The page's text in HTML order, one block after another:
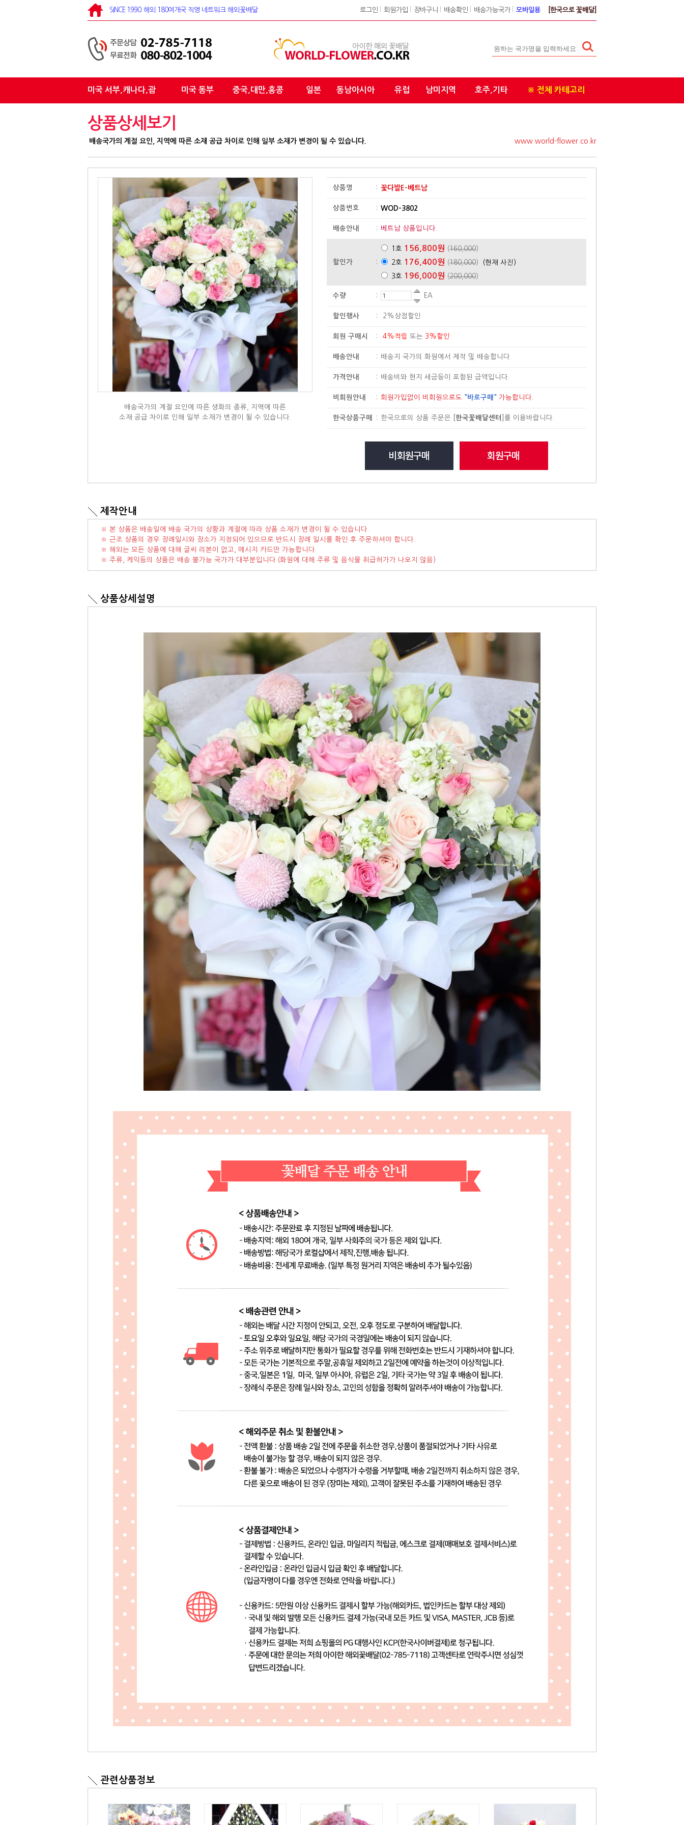
SINCE 1990. 해외 180여개국 직영 네트워크 해외꽃배달 로그인 회원가입 장바구니 배송확인 배송가능국가 모바일용 [한국으로 꽃배달]
미국 서부,캐나다,괌 미국 동부 중국,대만,홍콩 일본 동남아시아 유럽 남미지역 호주,기타 ※ 전체 카테고리
상품상세보기
배송국가의 계절 요인, 지역에 따른 소재 공급 차이로 인해 일부 소재가 변경이 될 수 있습니다. www.world-flower.co.kr
배송국가의 계절 요인에 따른 생화의 종류, 지역에 따른
소재 공급 차이로 인해 일부 소재가 변경이 될 수 있습니다.
상품명 : 꽃다발E-베트남
상품번호 : WOD-3802
배송안내 : 베트남 상품입니다.
할인가 :
1호 156,800원 (160,000)
2호 176,400원 (180,000) (현재 사진)
3호 196,000원 (200,000)
수량 : EA
할인행사 : 2%상점할인
회원 구매시 : 4%적립 또는 3%할인
배송안내 : 배송지 국가의 화원에서 제작 및 배송합니다.
가격안내 : 배송비와 현지 세금등이 포함된 금액입니다.
비회원안내 : 회원가입없이 비회원으로도 "바로구매" 가능합니다.
한국상품구매 : 한국으로의 상품 주문은 한국꽃배달센터 를 이용바랍니다.
제작안내
※ 본 상품은 배송일에 배송 국가의 상황과 계절에 따라 상품 소재가 변경이 될 수 있습니다.
※ 근조 상품의 경우 장례일시와 장소가 지정되어 있으므로 반드시 장례 일시를 확인 후 주문하셔야 합니다.
※ 해외는 모든 상품에 대해 글씨 리본이 없고, 메시지 카드만 가능합니다.
※ 주류, 케익등의 상품은 배송 불가능 국가가 대부분입니다.(화원에 대해 주류 및 음식물 취급허가가 나오지 않음)
상품상세설명
관련상품정보